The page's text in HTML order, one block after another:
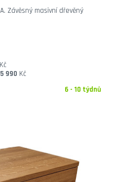
Závěsný masivní dřevěný
Kč
5 990 Kč
6 - 10 týdnů